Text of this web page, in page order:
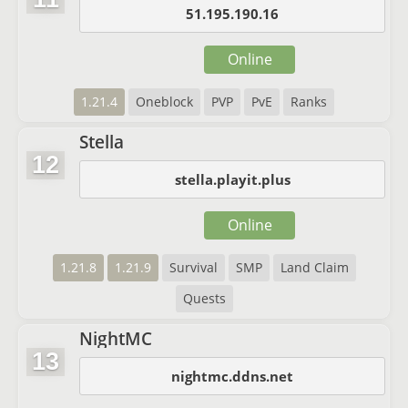
51.195.190.16
1.21.4 Oneblock PVP PvE Ranks
Online
12
Stella
stella.playit.plus
1.21.8 1.21.9 Survival SMP
Land Claim
Quests
Online
13
NightMC
nightmc.ddns.net